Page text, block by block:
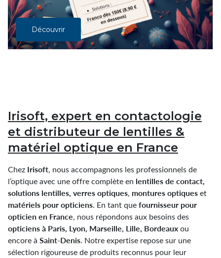
Découvrir
Irisoft, expert en contactologie
et distributeur de lentilles &
matériel optique en France
Chez Irisoft, nous accompagnons les professionnels de
l’optique avec une offre complète en lentilles de contact,
solutions lentilles, verres optiques, montures optiqueset
matériels pour opticiens. En tant quefournisseur pour
opticien en France, nous répondons aux besoins des
opticiens à Paris, Lyon, Marseille, Lille, Bordeauxou
encore à Saint-Denis. Notre expertise repose sur une
sélection rigoureuse de produits reconnus pour leur